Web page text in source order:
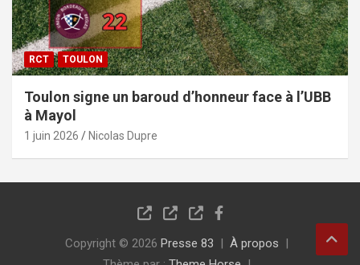
RCT TOULON
Toulon signe un baroud d’honneur face à l’UBB
à Mayol
1 juin 2026 Nicolas Dupre
Copyright © 2026 Presse 83
À propos